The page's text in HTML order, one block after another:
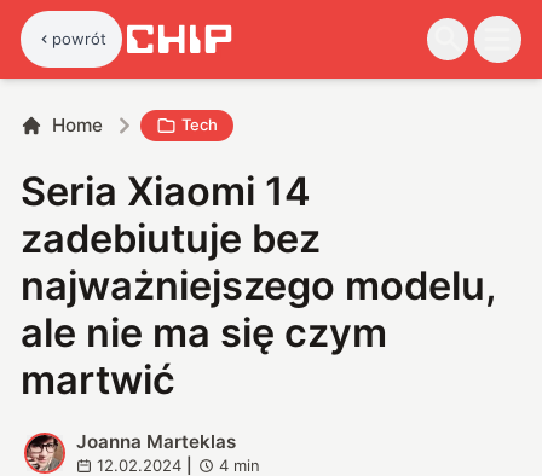
powrót
Home Tech
Seria Xiaomi 14
zadebiutuje bez
najważniejszego modelu,
ale nie ma się czym
martwić
J
Joanna Marteklas
12.02.2024 4 min